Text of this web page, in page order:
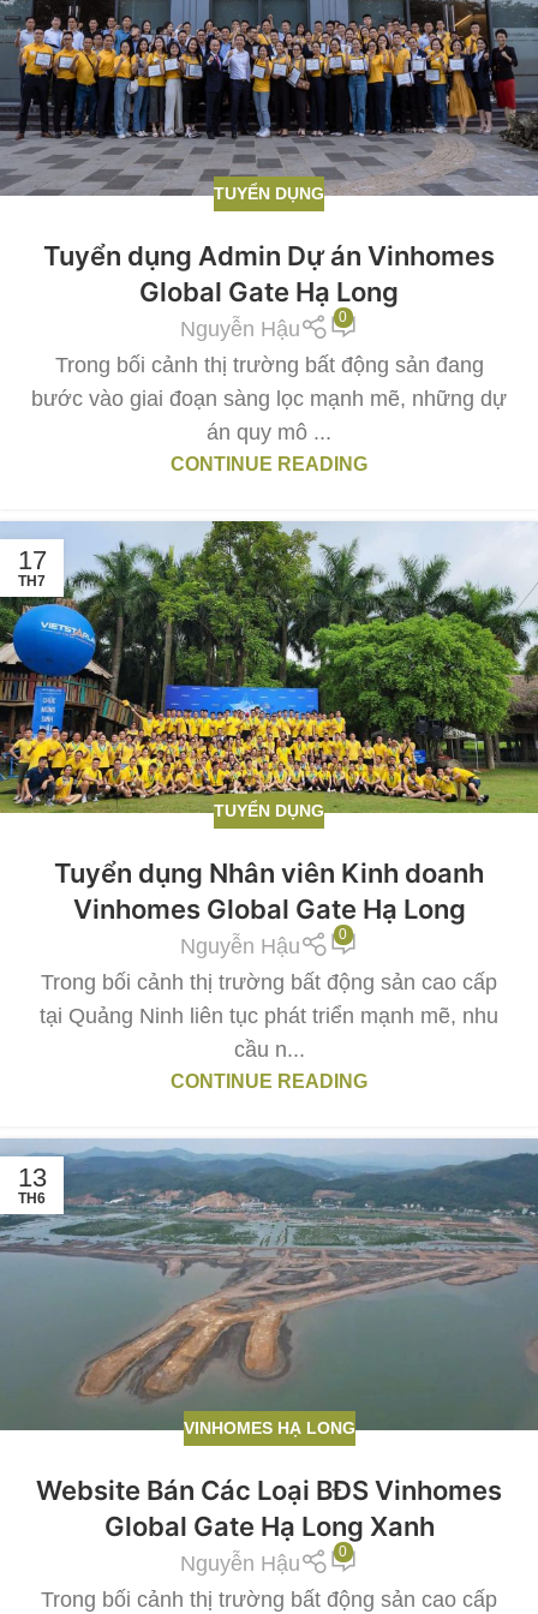
TUYỂN DỤNG
Tuyển dụng Admin Dự án Vinhomes
Global Gate Hạ Long
Nguyễn Hậu 0
Trong bối cảnh thị trường bất động sản đang
bước vào giai đoạn sàng lọc mạnh mẽ, những dự
án quy mô ...
CONTINUE READING
17
TH7
TUYỂN DỤNG
Tuyển dụng Nhân viên Kinh doanh
Vinhomes Global Gate Hạ Long
Nguyễn Hậu 0
Trong bối cảnh thị trường bất động sản cao cấp
tại Quảng Ninh liên tục phát triển mạnh mẽ, nhu
cầu n...
CONTINUE READING
13
TH6
VINHOMES HẠ LONG
Website Bán Các Loại BĐS Vinhomes
Global Gate Hạ Long Xanh
Nguyễn Hậu 0
Trong bối cảnh thị trường bất động sản cao cấp